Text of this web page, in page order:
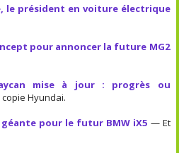
le président en voiture électrique
pour annoncer la future MG2
mise à jour : progrès ou
Hyundai.
pour le futur BMW iX5 — Et